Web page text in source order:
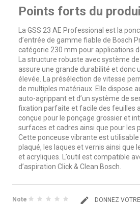
Points forts du
La GSS 23 AE Professional est la
d’entrée de gamme fiable de Bosch
catégorie 230 mm pour applications
La structure robuste avec système
assure une grande durabilité et donc
élevée. La présélection de vitesse
de multiples matériaux. Elle dispose
auto-agrippant et d’un système de
fixation parfaite et facile des feuilles
conçue pour le ponçage grossier et
surfaces et cadres ainsi que pour les
Cette ponceuse vibrante est utilisable
plaqué, les laques et vernis ainsi que
et acryliques. L’outil est compatible
d’aspiration Click & Clean Bosch.
Note DONNEZ